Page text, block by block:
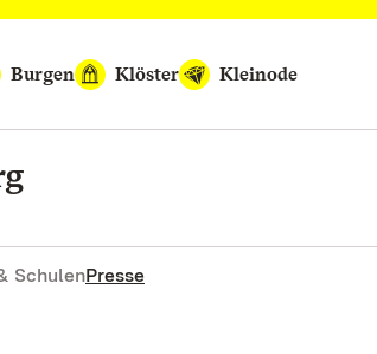
Burgen Klöster Kleinode
SchulenPresse